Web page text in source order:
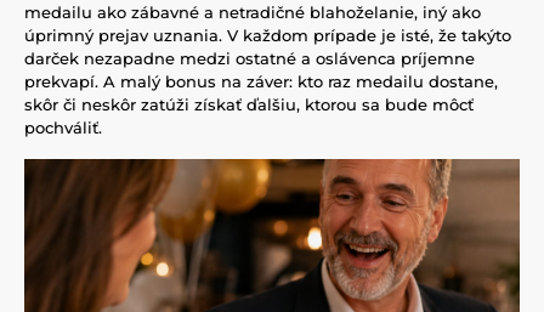
medailu ako zábavné a netradičné blahoželanie, iný ako
úprimný prejav uznania. V každom prípade je isté, že takýto
darček nezapadne medzi ostatné a oslávenca príjemne
prekvapí. A malý bonus na záver: kto raz medailu dostane,
skôr či neskôr zatúži získať ďalšiu, ktorou sa bude môcť
pochváliť.